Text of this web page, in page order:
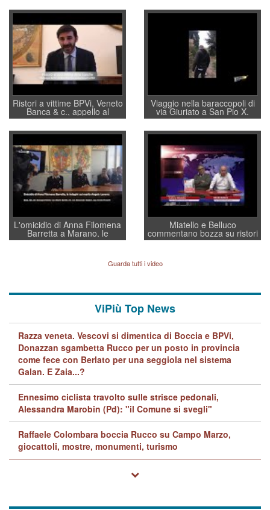
Ristori a vittime BPVi, Veneto
Banca & c., appello al
sottosegretario Alessio
Villarosa: per mettere ordine
convochi con Di Maio CNCU
a supporto della cabina di
regia al Mef
Viaggio nella baraccopoli di
via Giuriato a San Pio X.
Vicenza ai Vicentini: “faremo
un regalo di Natale ai
residenti”
L'omicidio di Anna Filomena
Barretta a Marano, le
indagini dei carabinieri di
quelle di... Barbara D'Urso
Miatello e Belluco
commentano bozza su ristori
BPVi e Veneto Banca
Guarda tutti i video
ViPiù Top News
Razza veneta. Vescovi si dimentica di Boccia e BPVi,
Donazzan sgambetta Rucco per un posto in provincia
come fece con Berlato per una seggiola nel sistema
Galan. E Zaia...?
Ennesimo ciclista travolto sulle strisce pedonali,
Alessandra Marobin (Pd): "il Comune si svegli"
Raffaele Colombara boccia Rucco su Campo Marzo,
giocattoli, mostre, monumenti, turismo